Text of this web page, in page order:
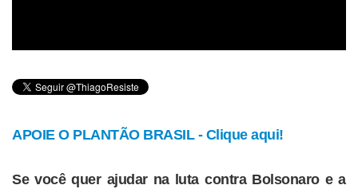
APOIE O PLANTÃO BRASIL - Clique aqui!
Se você quer ajudar na luta contra Bolsonaro e a